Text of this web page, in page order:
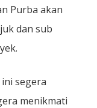
Purba akan
dan sub
segera
menikmati